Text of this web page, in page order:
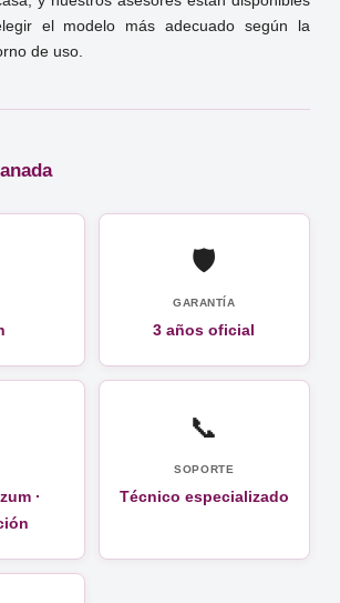
el modelo más adecuado según la
de uso.
🛡️
GARANTÍA
3 años oficial
·
📞
SOPORTE
Técnico especializado